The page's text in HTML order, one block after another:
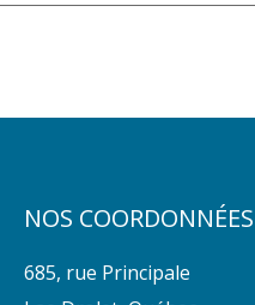
NOS COORDONNÉES
685, rue Principale